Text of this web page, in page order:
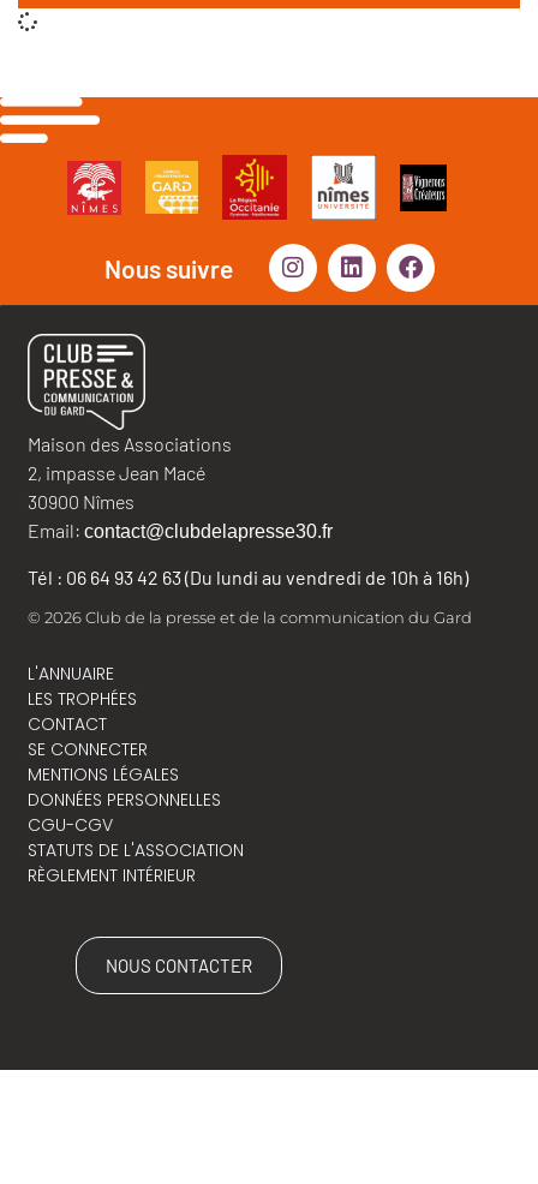
Nous suivre
Maison des Associations
2, impasse Jean Macé
30900 Nîmes
Email: contact@clubdelapresse30.fr
Tél : 06 64 93 42 63 (Du lundi au vendredi de 10h à 16h)
© 2026 Club de la presse et de la communication du Gard
L'ANNUAIRE
LES TROPHÉES
CONTACT
SE CONNECTER
MENTIONS LÉGALES
DONNÉES PERSONNELLES
CGU-CGV
STATUTS DE L'ASSOCIATION
RÈGLEMENT INTÉRIEUR
NOUS CONTACTER